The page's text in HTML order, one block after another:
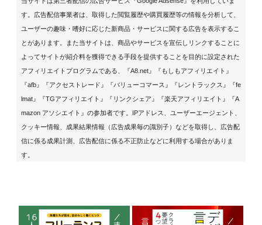
す。広告配信事業者は、取得した閲覧履歴や購買履歴等の情報を分析して、
ユーザーの趣味・嗜好に応じた新商品・サービスに関する広告を表示するこ
とがあります。また当サイトは、商品やサービスを宣伝しリンクすることに
よってサイトが紹介料を獲得できる手段を提供することを目的に設定された
アフィリエイトプログラムである、『A8.net』『もしもアフィリエイト』
『afb』『アクセストレード』『バリューコマース』『レントラックス』『fe
lmat』『TGアフィリエイト』『リンクシェア』『楽天アフィリエイト』『A
mazon アソシエイト』の参加者です。IPアドレス、ユーザーエージェント、
クッキー情報、成果結果情報（広告成果毎の識別子）などを取得し、広告配
信に係る成果計測、広告配信に係る不正防止などに利用する場合がありま
す。